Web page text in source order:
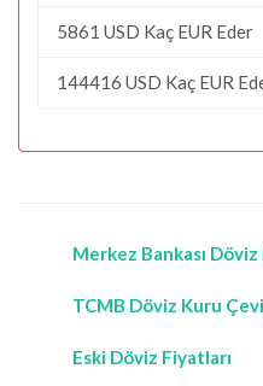
5861 USD Kaç EUR Eder
144416 USD Kaç EUR
Merkez Bankası Döviz
TCMB Döviz Kuru
Eski Döviz Fiyatları